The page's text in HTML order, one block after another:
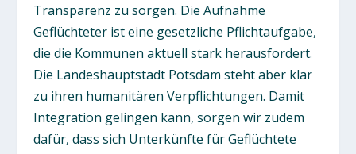
Transparenz zu sorgen. Die Aufnahme
Geflüchteter ist eine gesetzliche Pflichtaufgabe,
die die Kommunen aktuell stark herausfordert.
Die Landeshauptstadt Potsdam steht aber klar
zu ihren humanitären Verpflichtungen. Damit
Integration gelingen kann, sorgen wir zudem
dafür, dass sich Unterkünfte für Geflüchtete